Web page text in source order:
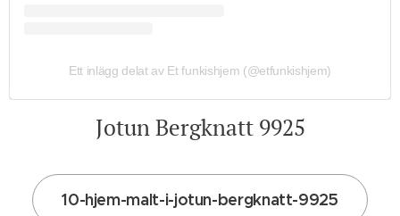
Ett inlägg delat av Et funkishjem (@etfunkishjem)
Jotun Bergknatt 9925
10-hjem-malt-i-jotun-bergknatt-9925